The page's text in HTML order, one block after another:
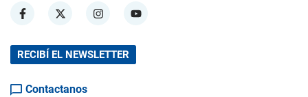
RECIBÍ EL NEWSLETTER
Contactanos